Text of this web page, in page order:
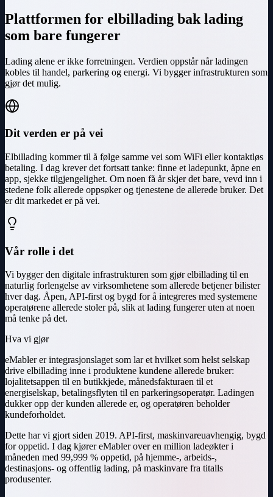
Plattformen for elbillading bak lading
som bare fungerer
Lading alene er ikke forretningen. Verdien oppstår når ladingen
kobles til handel, parkering og energi. Vi bygger infrastrukturen som
gjør det mulig.
Dit verden er på vei
Elbillading kommer til å følge samme vei som WiFi eller kontaktløs
betaling. I dag krever det fortsatt tanke: finne et ladepunkt, åpne en
app, sjekke tilgjengelighet. Om noen få år skjer det bare, vevd inn i
stedene folk allerede oppsøker og tjenestene de allerede bruker. Det
er dit markedet er på vei.
Vår rolle i det
Vi bygger den digitale infrastrukturen som gjør elbillading til en
naturlig forlengelse av virksomhetene som allerede betjener bilister
hver dag. Åpen, API-first og bygd for å integreres med systemene
operatørene allerede stoler på, slik at lading fungerer uten at noen
må tenke på det.
Hva vi gjør
eMabler er integrasjonslaget som lar et hvilket som helst selskap
drive elbillading inne i produktene kundene allerede bruker:
lojalitetsappen til en butikkjede, månedsfakturaen til et
energiselskap, betalingsflyten til en parkeringsoperatør. Ladingen
dukker opp der kunden allerede er, og operatøren beholder
kundeforholdet.
Dette har vi gjort siden 2019. API-first, maskinvareuavhengig, bygd
for oppetid. I dag kjører eMabler over en million ladeøkter i
måneden med 99,999 % oppetid, på hjemme-, arbeids-,
destinasjons- og offentlig lading, på maskinvare fra titalls
produsenter.